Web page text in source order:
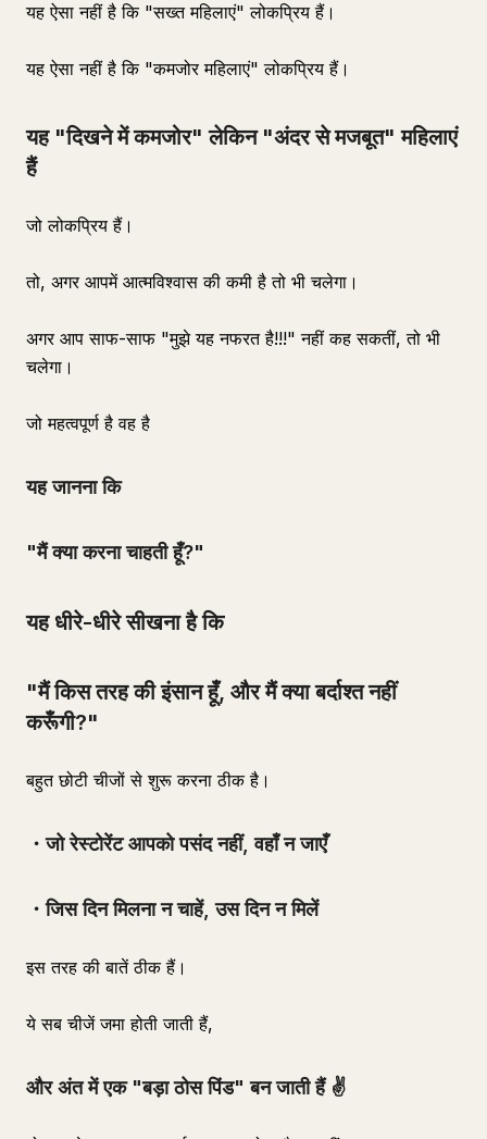
यह ऐसा नहीं है कि "सख्त महिलाएं" लोकप्रिय हैं।
यह ऐसा नहीं है कि "कमजोर महिलाएं" लोकप्रिय हैं।
यह "दिखने में कमजोर" लेकिन "अंदर से मजबूत" महिलाएं
हैं
जो लोकप्रिय हैं।
तो, अगर आपमें आत्मविश्वास की कमी है तो भी चलेगा।
अगर आप साफ-साफ "मुझे यह नफरत है!!!" नहीं कह सकतीं, तो भी
चलेगा।
जो महत्वपूर्ण है वह है
यह जानना कि
"मैं क्या करना चाहती हूँ?"
यह धीरे-धीरे सीखना है कि
"मैं किस तरह की इंसान हूँ, और मैं क्या बर्दाश्त नहीं
करूँगी?"
बहुत छोटी चीजों से शुरू करना ठीक है।
・जो रेस्टोरेंट आपको पसंद नहीं, वहाँ न जाएँ
・जिस दिन मिलना न चाहें, उस दिन न मिलें
इस तरह की बातें ठीक हैं।
ये सब चीजें जमा होती जाती हैं,
और अंत में एक "बड़ा ठोस पिंड" बन जाती हैं ✌️